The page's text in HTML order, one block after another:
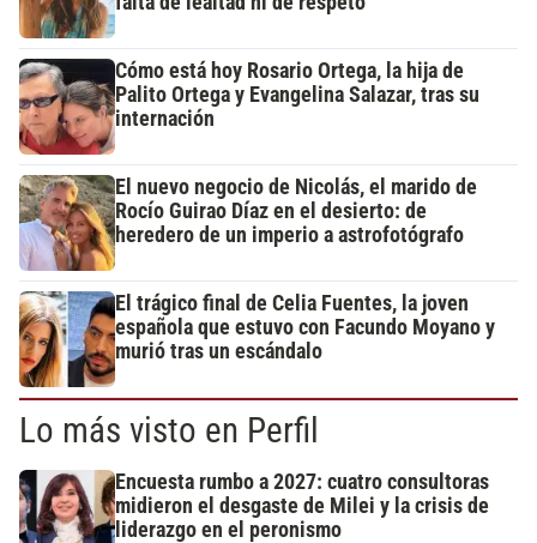
Cómo está hoy Rosario Ortega, la hija de
Palito Ortega y Evangelina Salazar, tras su
internación
El nuevo negocio de Nicolás, el marido de
Rocío Guirao Díaz en el desierto: de
heredero de un imperio a astrofotógrafo
El trágico final de Celia Fuentes, la joven
española que estuvo con Facundo Moyano y
murió tras un escándalo
Lo más visto en Perfil
Encuesta rumbo a 2027: cuatro consultoras
midieron el desgaste de Milei y la crisis de
liderazgo en el peronismo